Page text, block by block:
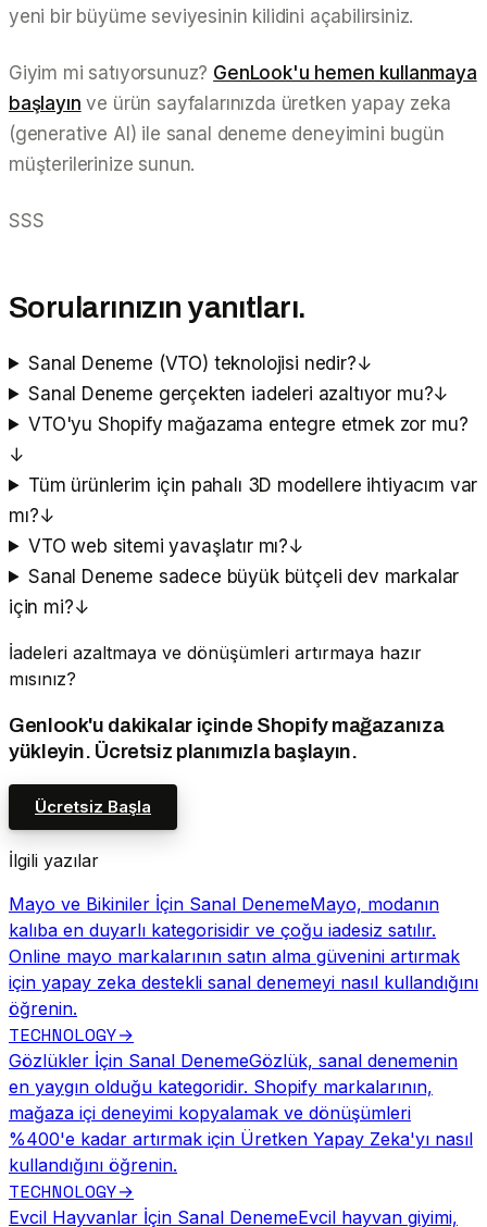
yeni bir büyüme seviyesinin kilidini açabilirsiniz.
Giyim mi satıyorsunuz? GenLook'u hemen kullanmaya
başlayın ve ürün sayfalarınızda üretken yapay zeka
(generative AI) ile sanal deneme deneyimini bugün
müşterilerinize sunun.
SSS
Sorularınızın yanıtları.
Sanal Deneme (VTO) teknolojisi nedir?↓
Sanal Deneme gerçekten iadeleri azaltıyor mu?↓
VTO'yu Shopify mağazama entegre etmek zor mu?
↓
Tüm ürünlerim için pahalı 3D modellere ihtiyacım var
mı?↓
VTO web sitemi yavaşlatır mı?↓
Sanal Deneme sadece büyük bütçeli dev markalar
için mi?↓
İadeleri azaltmaya ve dönüşümleri artırmaya hazır
mısınız?
Genlook'u dakikalar içinde Shopify mağazanıza
yükleyin. Ücretsiz planımızla başlayın.
Ücretsiz Başla
İlgili yazılar
Mayo ve Bikiniler İçin Sanal DenemeMayo, modanın
kalıba en duyarlı kategorisidir ve çoğu iadesiz satılır.
Online mayo markalarının satın alma güvenini artırmak
için yapay zeka destekli sanal denemeyi nasıl kullandığını
öğrenin.
TECHNOLOGY→
Gözlükler İçin Sanal DenemeGözlük, sanal denemenin
en yaygın olduğu kategoridir. Shopify markalarının,
mağaza içi deneyimi kopyalamak ve dönüşümleri
%400'e kadar artırmak için Üretken Yapay Zeka'yı nasıl
kullandığını öğrenin.
TECHNOLOGY→
Evcil Hayvanlar İçin Sanal DenemeEvcil hayvan giyimi,